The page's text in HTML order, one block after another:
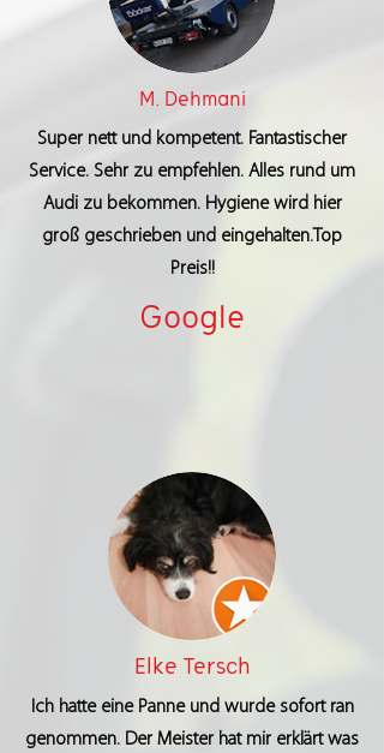
M. Dehmani
Super nett und kompetent. Fantastischer
Service. Sehr zu empfehlen. Alles rund um
Audi zu bekommen. Hygiene wird hier
groß geschrieben und eingehalten.Top
Preis!!
Google
Elke Tersch
Ich hatte eine Panne und wurde sofort ran
genommen. Der Meister hat mir erklärt was